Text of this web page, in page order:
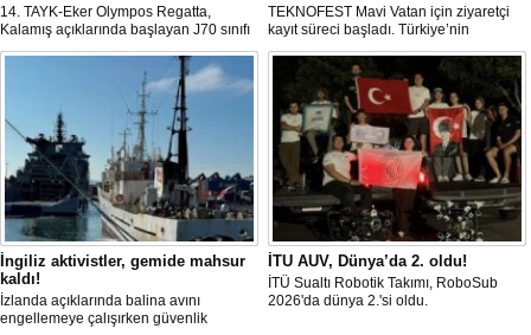
14. TAYK-Eker Olympos Regatta,
Kalamış açıklarında başlayan J70 sınıfı
yarışlarıyla ilk startını verdi. İstanbul'u 10
gün boyunca yelken coşkusuyla
buluşturacak organizasyonun ilk
gününde 9 tekne rüzgârla buluştu.
TEKNOFEST Mavi Vatan için ziyaretçi
kayıt süreci başladı. Türkiye’nin
denizcilik ve savunma teknolojilerine
odaklanan etkinliği, 20-23 Ağustos
tarihleri arasında Gölcük Tersanesi
Komutanlığı’nda gerçekleştirilecek.
İngiliz aktivistler, gemide mahsur
kaldı!
İzlanda açıklarında balina avını
engellemeye çalışırken güvenlik
İTU AUV, Dünya’da 2. oldu!
İTÜ Sualtı Robotik Takımı, RoboSub
2026'da dünya 2.'si oldu.